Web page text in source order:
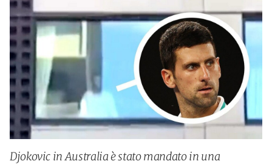
Djokovic in Australia è stato mandato in una